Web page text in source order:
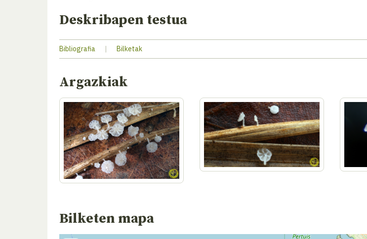
Deskribapen testua
Bibliografia | Bilketak
Argazkiak
Bilketen mapa